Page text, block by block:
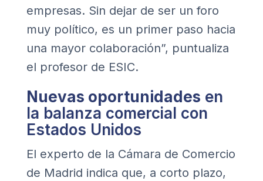
empresas. Sin dejar de ser un foro
muy político, es un primer paso hacia
una mayor colaboración”, puntualiza
el profesor de ESIC.
Nuevas oportunidades en
la balanza comercial con
Estados Unidos
El experto de la Cámara de Comercio
de Madrid indica que, a corto plazo,